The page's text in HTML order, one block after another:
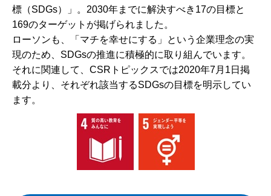
標（SDGs）」。2030年までに解決すべき17の目標と
169のターゲットが掲げられました。
ローソンも、「マチを幸せにする」という企業理念の実
現のため、SDGsの推進に積極的に取り組んでいます。
それに関連して、CSRトピックスでは2020年7月1日掲
載分より、それぞれ該当するSDGsの目標を明示してい
ます。